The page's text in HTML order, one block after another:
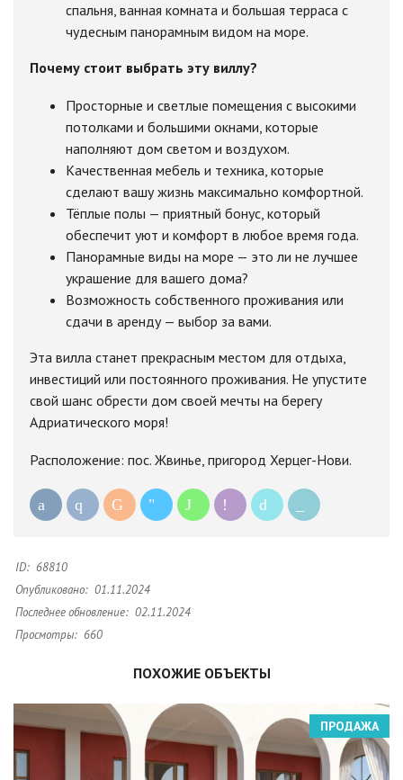
спальня, ванная комната и большая терраса с
чудесным панорамным видом на море.
Почему стоит выбрать эту виллу?
Просторные и светлые помещения с высокими
потолками и большими окнами, которые
наполняют дом светом и воздухом.
Качественная мебель и техника, которые
сделают вашу жизнь максимально комфортной.
Тёплые полы — приятный бонус, который
обеспечит уют и комфорт в любое время года.
Панорамные виды на море — это ли не лучшее
украшение для вашего дома?
Возможность собственного проживания или
сдачи в аренду — выбор за вами.
Эта вилла станет прекрасным местом для отдыха,
инвестиций или постоянного проживания. Не упустите
свой шанс обрести дом своей мечты на берегу
Адриатического моря!
Расположение: пос. Жвинье, пригород Херцег-Нови.
ID: 68810
Опубликовано: 01.11.2024
Последнее обновление: 02.11.2024
Просмотры: 660
ПОХОЖИЕ ОБЪЕКТЫ
ПРОДАЖА